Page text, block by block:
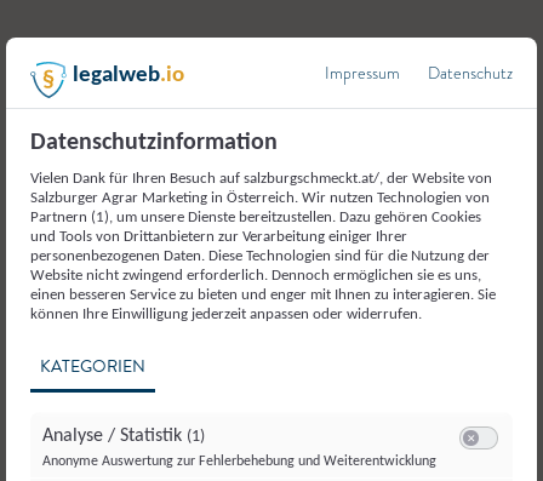
Hier geht`s zu unserem Betrieb
Weitere Produkte aus der
Kategorie
Gemüse und Gemüseerzeugnisse
legalweb.io Impressum Datenschutz
Datenschutzinformation
Vielen Dank für Ihren Besuch auf salzburgschmeckt.at/, der Website von
Salzburger Agrar Marketing in Österreich. Wir nutzen Technologien von
Partnern (1), um unsere Dienste bereitzustellen. Dazu gehören Cookies
und Tools von Drittanbietern zur Verarbeitung einiger Ihrer
personenbezogenen Daten. Diese Technologien sind für die Nutzung der
Website nicht zwingend erforderlich. Dennoch ermöglichen sie es uns,
einen besseren Service zu bieten und enger mit Ihnen zu interagieren. Sie
können Ihre Einwilligung jederzeit anpassen oder widerrufen.
KATEGORIEN
Analyse / Statistik (1)
Anonyme Auswertung zur Fehlerbehebung und Weiterentwicklung